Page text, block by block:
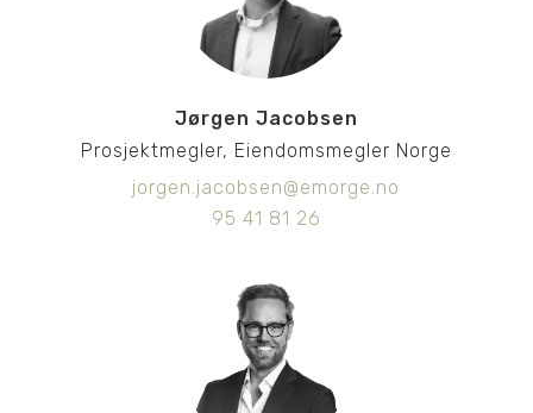
Jørgen Jacobsen
Prosjektmegler, Eiendomsmegler Norge
jorgen.jacobsen@emorge.no
95 41 81 26